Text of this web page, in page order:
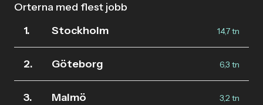
Orterna med flest jobb
1.
Stockholm 14,7 tn
2. Göteborg 6,3 tn
3. Malmö 3,2 tn